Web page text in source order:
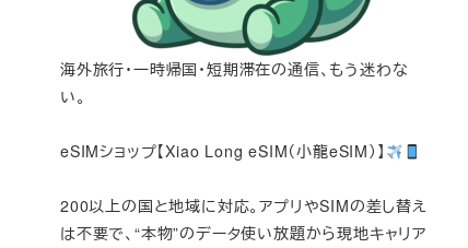
海外旅行・一時帰国・短期滞在の通信、もう迷わな
い。
eSIMショップ【Xiao Long eSIM（小龍eSIM）】
200以上の国と地域に対応。アプリやSIMの差し替え
は不要で、“本物”のデータ使い放題から現地キャリア